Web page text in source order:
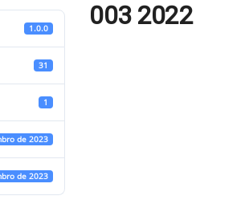
1.0.0
31
1
de 2023
de 2023
003 2022